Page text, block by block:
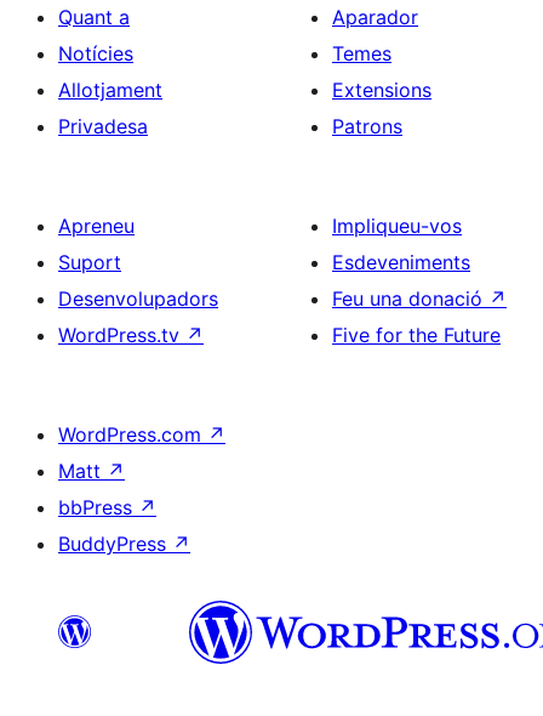
Quant a
Notícies
Allotjament
Privadesa
Aparador
Temes
Extensions
Patrons
Apreneu
Suport
Desenvolupadors
WordPress.tv ↗
Impliqueu-vos
Esdeveniments
Feu una donació ↗
Five for the Future
WordPress.com ↗
Matt ↗
bbPress ↗
BuddyPress ↗